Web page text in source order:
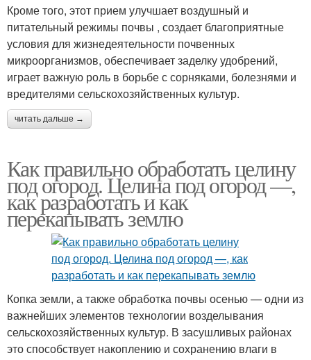
Кроме того, этот прием улучшает воздушный и
питательный режимы почвы , создает благоприятные
условия для жизнедеятельности почвенных
микроорганизмов, обеспечивает заделку удобрений,
играет важную роль в борьбе с сорняками, болезнями и
вредителями сельскохозяйственных культур.
читать дальше →
Как правильно обработать целину
под огород. Целина под огород —,
как разработать и как
перекапывать землю
Копка земли, а также обработка почвы осенью — одни из
важнейших элементов технологии возделывания
сельскохозяйственных культур. В засушливых районах
это способствует накоплению и сохранению влаги в